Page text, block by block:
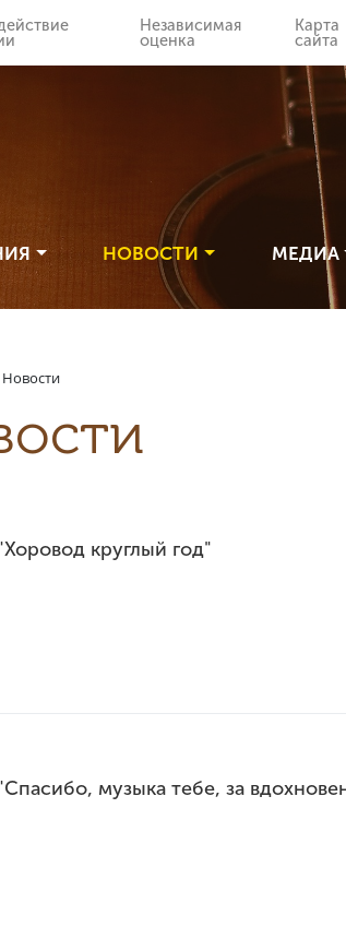
Независимая
оценка
Карта
сайта
НОВОСТИ МЕДИА
Новости
круглый год"
музыка тебе, за